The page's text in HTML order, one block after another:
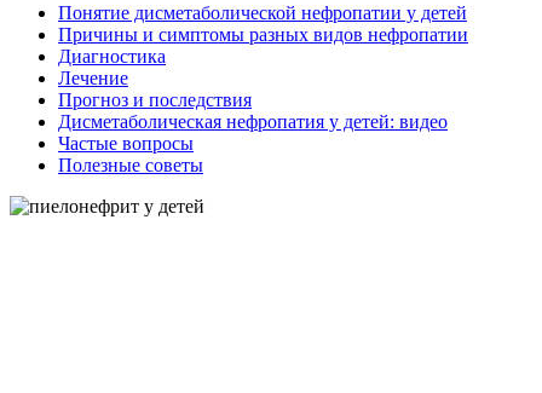
Понятие дисметаболической нефропатии у детей
Причины и симптомы разных видов нефропатии
Диагностика
Лечение
Прогноз и последствия
Дисметаболическая нефропатия у детей: видео
Частые вопросы
Полезные советы